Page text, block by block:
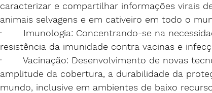
caracterizar e compartilhar informações virais
animais selvagens e em cativeiro em todo o
·       Imunologia: Concentrando-se na
resistência da imunidade contra vacinas e
·       Vacinação: Desenvolvimento de novas
amplitude da cobertura, a durabilidade da
mundo, inclusive em ambientes de baixo